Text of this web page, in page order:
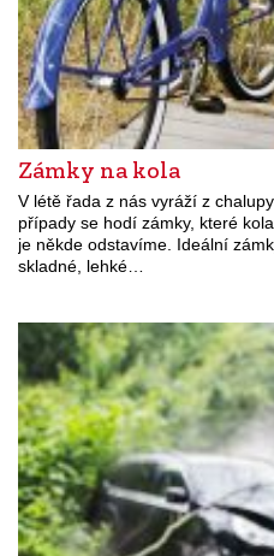
Zámky na kola
V létě řada z nás vyráží z
případy se hodí zámky, které
je někde odstavíme. Ideální
skladné, lehké…